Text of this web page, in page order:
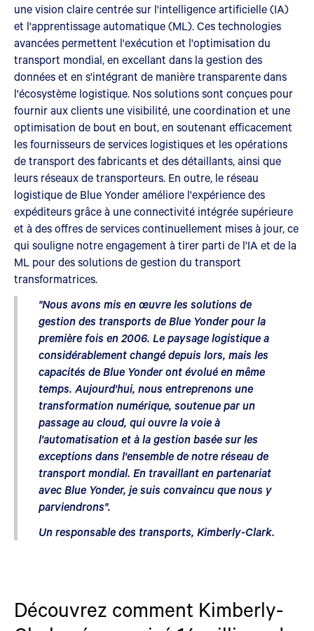
une vision claire centrée sur l'intelligence artificielle (IA)
et l'apprentissage automatique (ML). Ces technologies
avancées permettent l'exécution et l'optimisation du
transport mondial, en excellant dans la gestion des
données et en s'intégrant de manière transparente dans
l'écosystème logistique. Nos solutions sont conçues pour
fournir aux clients une visibilité, une coordination et une
optimisation de bout en bout, en soutenant efficacement
les fournisseurs de services logistiques et les opérations
de transport des fabricants et des détaillants, ainsi que
leurs réseaux de transporteurs. En outre, le réseau
logistique de Blue Yonder améliore l'expérience des
expéditeurs grâce à une connectivité intégrée supérieure
et à des offres de services continuellement mises à jour, ce
qui souligne notre engagement à tirer parti de l'IA et de la
ML pour des solutions de gestion du transport
transformatrices.
"Nous avons mis en œuvre les solutions de
gestion des transports de Blue Yonder pour la
première fois en 2006. Le paysage logistique a
considérablement changé depuis lors, mais les
capacités de Blue Yonder ont évolué en même
temps. Aujourd'hui, nous entreprenons une
transformation numérique, soutenue par un
passage au cloud, qui ouvre la voie à
l'automatisation et à la gestion basée sur les
exceptions dans l'ensemble de notre réseau de
transport mondial. En travaillant en partenariat
avec Blue Yonder, je suis convaincu que nous y
parviendrons".
Un responsable des transports, Kimberly-Clark.
Découvrez comment Kimberly-